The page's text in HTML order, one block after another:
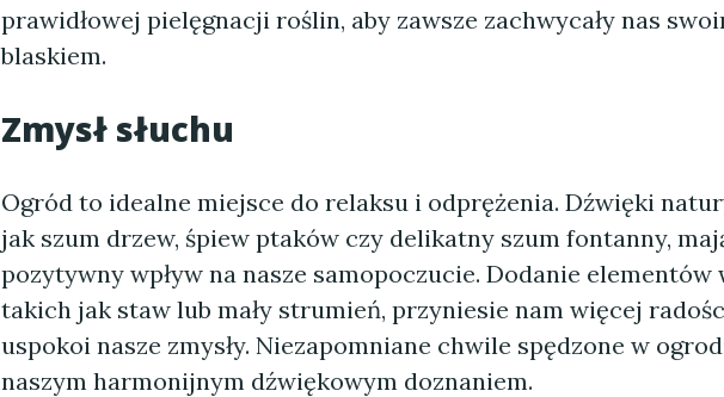
prawidłowej pielęgnacji roślin, aby zawsze zachwycały nas
blaskiem.
Zmysł słuchu
Ogród to idealne miejsce do relaksu i odprężenia. Dźwięki
jak szum drzew, śpiew ptaków czy delikatny szum fontanny,
pozytywny wpływ na nasze samopoczucie. Dodanie elementów
takich jak staw lub mały strumień, przyniesie nam więcej
uspokoi nasze zmysły. Niezapomniane chwile spędzone w
naszym harmonijnym dźwiękowym doznaniem.